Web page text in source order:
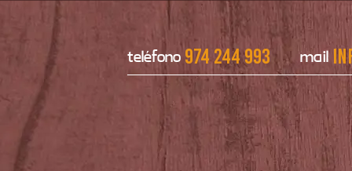
teléfono974 244 993 mail